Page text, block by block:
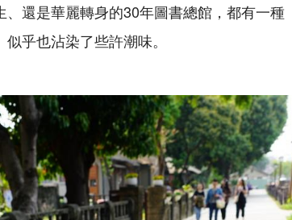
還是華麗轉身的30年圖書總館，都有一種
乎也沾染了些許潮味。